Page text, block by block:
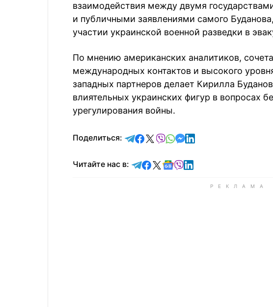
взаимодействия между двумя
и публичными заявлениями самого
участии украинской военной разведки в
По мнению американских аналитиков,
международных контактов и высокого
западных партнеров делает Кирилла
влиятельных украинских фигур в вопросах
урегулирования войны.
Поделиться: отправить в Telegram
поделиться в Facebook
поделиться в X
отправить в Viber
отправить в Whatsapp
отправить в Messenger
отправить в LinkedIn
Читайте нас в: Читайте в Telegram
Читайте в Facebook
Читайте в X
Читайте в Google news
Читайте в Viber
Читайте в LinkedIn